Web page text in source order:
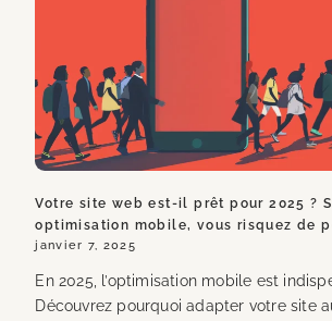
Votre site web est-il prêt pour 2025 ?
optimisation mobile, vous risquez de
janvier 7, 2025
En 2025, l’optimisation mobile est
Découvrez pourquoi adapter votre site